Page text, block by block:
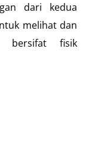
dari kedua
melihat dan
bersifat fisik